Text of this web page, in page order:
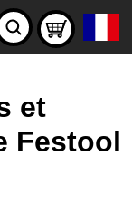
et
Festool